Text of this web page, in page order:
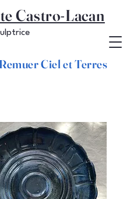
Remuer Ciel et Terres
Castro-Lacan